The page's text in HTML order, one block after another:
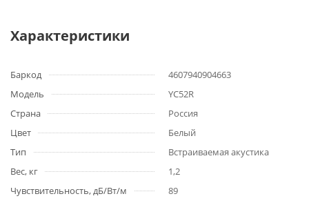
Характеристики
Баркод
4607940904663
Модель
YC52R
Страна
Россия
Цвет
Белый
Тип
Встраиваемая акустика
Вес, кг
1,2
Чувствительность, дБ/Вт/м
89